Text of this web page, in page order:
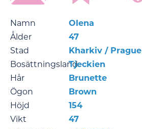
Namn
Olena
Ålder
47
Stad
Kharkiv / Prague
BosättningslandTjeckien
Hår
Brunette
Ögon
Brown
Höjd
154
Vikt
47